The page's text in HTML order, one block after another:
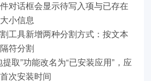
对话框会显示待写入项与已存在
小信息
工具新增两种分割方式：按文本
符分割
提取”功能改名为“已安装应用”，应
次安装时间